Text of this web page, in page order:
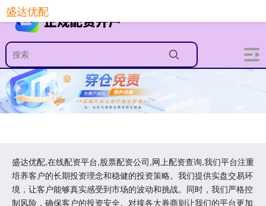
盛达优配,在线配资平台,股票配资公司,网上配资查询,我们平台注重
培养客户的长期投资理念和稳健的投资策略。我们提供实盘交易环
境，让客户能够真实感受到市场的波动和挑战。同时，我们严格控
制风险，确保客户的投资安全。对接各大券商则让我们的平台更加
盛达优配